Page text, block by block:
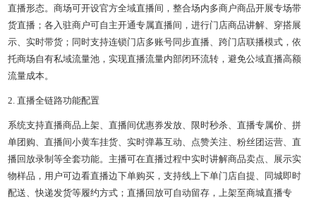
直播形态。商场可开设官方全域直播间，整合场内多商户商品开展专场带
货直播；各入驻商户可自主开通专属直播间，进行门店商品讲解、穿搭展
示、实时带货；同时支持连锁门店多账号同步直播、跨门店联播模式，依
托商场自有私域流量池，实现直播流量内部闭环流转，避免公域直播高额
流量成本。
2. 直播全链路功能配置
系统支持直播商品上架、直播间优惠券发放、限时秒杀、直播专属价、拼
单团购、直播间小黄车挂货、实时弹幕互动、点赞关注、粉丝团运营、直
播回放录制等全套功能。主播可在直播过程中实时讲解商品卖点、展示实
物样品，用户可边看直播边下单购买，支持线上下单门店自提、同城即时
配送、快递发货等履约方式；直播回放可自动留存，上架至商城直播专